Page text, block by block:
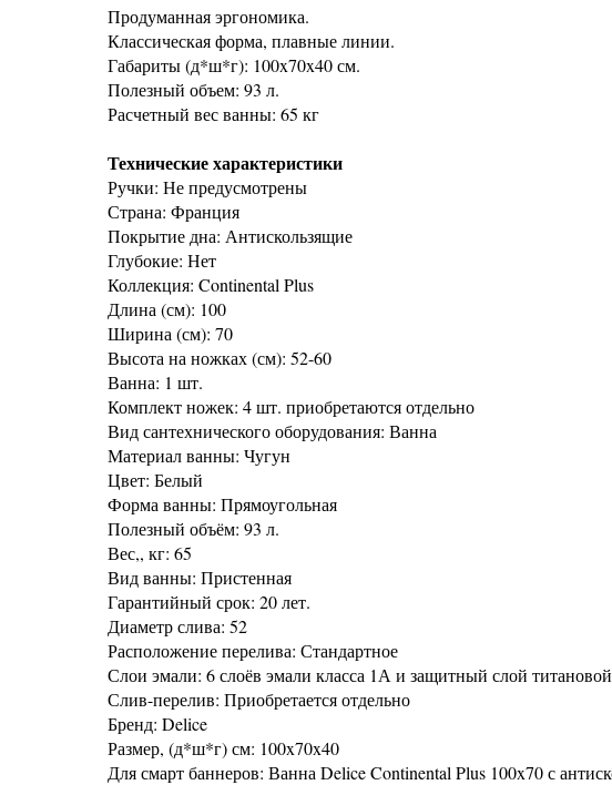
Продуманная эргономика.
Классическая форма, плавные линии.
Габариты (д*ш*г): 100x70x40 см.
Полезный объем: 93 л.
Расчетный вес ванны: 65 кг
Технические характеристики
Ручки: Не предусмотрены
Страна: Франция
Покрытие дна: Антискользящие
Глубокие: Нет
Коллекция: Continental Plus
Длина (см): 100
Ширина (см): 70
Высота на ножках (см): 52-60
Ванна: 1 шт.
Комплект ножек: 4 шт. приобретаются отдельно
Вид сантехнического оборудования: Ванна
Материал ванны: Чугун
Цвет: Белый
Форма ванны: Прямоугольная
Полезный объём: 93 л.
Вес,, кг: 65
Вид ванны: Пристенная
Гарантийный срок: 20 лет.
Диаметр слива: 52
Расположение перелива: Стандартное
Слои эмали: 6 слоёв эмали класса 1А и защитный слой
Слив-перелив: Приобретается отдельно
Бренд: Delice
Размер, (д*ш*г) см: 100x70x40
Для смарт баннеров: Ванна Delice Continental Plus 100x70 с